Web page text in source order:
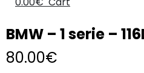
BMW – 1 serie –
80.00€